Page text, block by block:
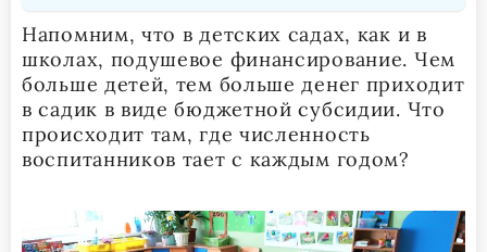
Напомним, что в детских садах, как и в
школах, подушевое финансирование. Чем
больше детей, тем больше денег приходит
в садик в виде бюджетной субсидии. Что
происходит там, где численность
воспитанников тает с каждым годом?